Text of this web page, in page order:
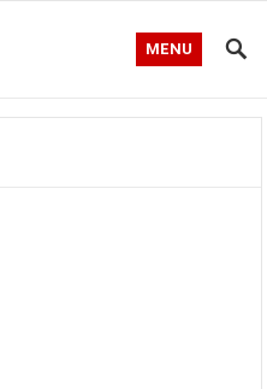
MENU